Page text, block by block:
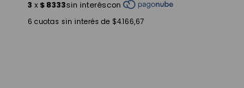
6 cuotas sin interés de $4.166,67